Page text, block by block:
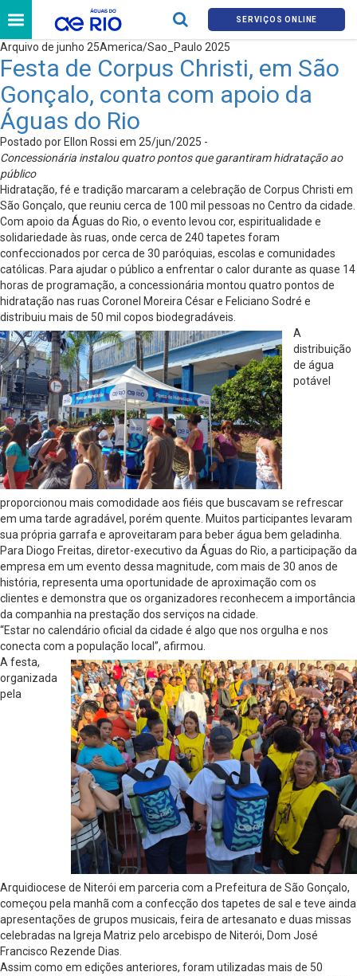
SERVIÇOS ONLINE
Arquivo de junho 25America/Sao_Paulo 2025
Festa de Corpus Christi, em São
Gonçalo, conta com apoio da
Águas do Rio
Postado por Ellon Rossi em 25/jun/2025 -
Concessionária instalou quatro pontos que garantiram hidratação ao
público
Hidratação, fé e tradição marcaram a celebração de Corpus Christi em
São Gonçalo, que reuniu cerca de 100 mil pessoas no Centro da cidade.
Com apoio da Águas do Rio, o evento levou cor, espiritualidade e
solidariedade às ruas, onde cerca de 240 tapetes foram
confeccionados por cerca de 30 paróquias, escolas e comunidades
católicas. Para ajudar o público a enfrentar o calor durante as quase 14
horas de programação, a concessionária montou quatro pontos de
hidratação nas ruas Coronel Moreira César e Feliciano Sodré e
distribuiu mais de 50 mil copos biodegradáveis.
A
distribuição
de água
potável
proporcionou mais comodidade aos fiéis que buscavam se refrescar
em uma tarde agradável, porém quente. Muitos participantes levaram
sua própria garrafa e aproveitaram para beber água bem geladinha.
Para Diogo Freitas, diretor-executivo da Águas do Rio, a participação da
empresa em um evento dessa magnitude, com mais de 30 anos de
história, representa uma oportunidade de aproximação com os
clientes e demonstra que os organizadores reconhecem a importância
da companhia na prestação dos serviços na cidade.
“Estar no calendário oficial da cidade é algo que nos orgulha e nos
conecta com a população local”, afirmou.
A festa,
organizada
pela
Arquidiocese de Niterói em parceria com a Prefeitura de São Gonçalo,
começou pela manhã com a confecção dos tapetes de sal e teve ainda
apresentações de grupos musicais, feira de artesanato e duas missas
celebradas na Igreja Matriz pelo arcebispo de Niterói, Dom José
Francisco Rezende Dias.
Assim como em edições anteriores, foram utilizadas mais de 50